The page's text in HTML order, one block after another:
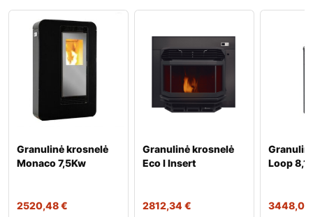
Granulinė krosnelė
Monaco 7,5Kw
2520,48€
Granulinė krosnelė
Eco I Insert
2812,34€
Loop
3448,00